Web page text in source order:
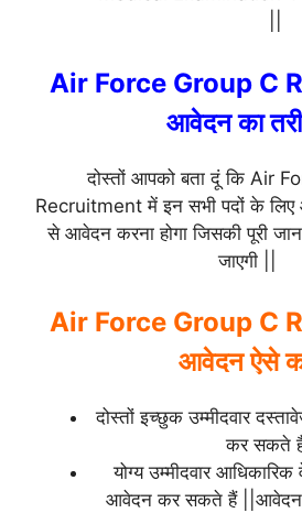
Air Force Group C
आवेदन का
दोस्तों आपको बता दूं कि Air
Recruitment में इन सभी पदों के
से आवेदन करना होगा जिसकी पूरी
जाएगी ||
Air Force Group C
आवेदन ऐसे
दोस्तों इच्छुक उम्मीदवार
कर सकते हैं
योग्य उम्मीदवार
आवेदन कर सकते हैं ||आवेदन